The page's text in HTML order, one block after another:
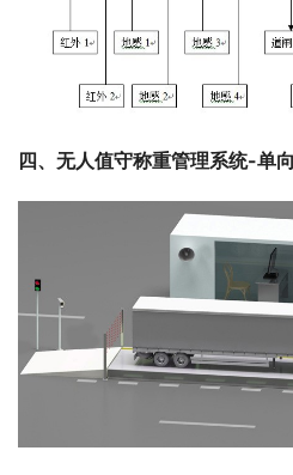
四、无人值守称重管理系统-单